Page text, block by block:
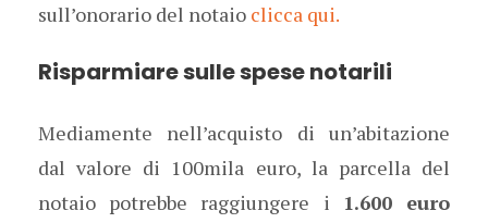
sull’onorario del notaio clicca qui.
Risparmiare sulle spese notarili
Mediamente nell’acquisto di un’abitazione
dal valore di 100mila euro, la parcella del
notaio potrebbe raggiungere i 1.600 euro